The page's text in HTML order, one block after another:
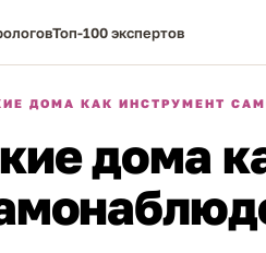
Топ-100 экспертов
ДОМА КАК ИНСТРУМЕНТ
дома